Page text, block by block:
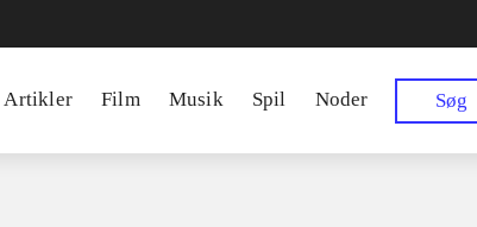
Artikler Film Musik Spil Noder Søg